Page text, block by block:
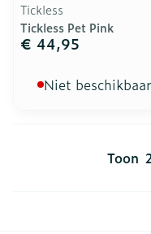
Tickless
Tickless Pet Pink
€ 44,95
Niet beschikbaar
Toon